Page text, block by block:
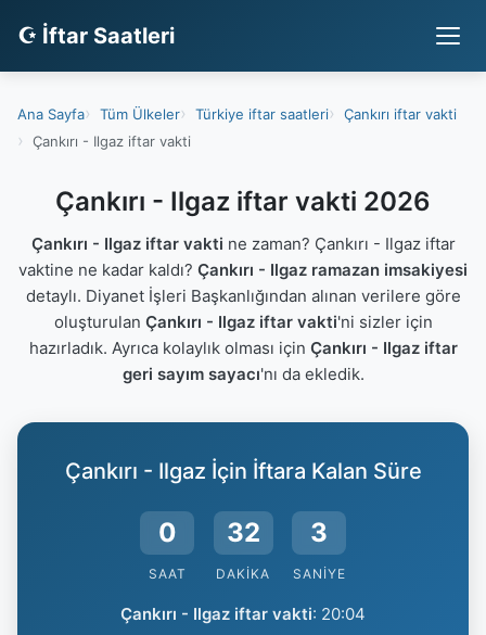
☪ İftar Saatleri
Ana Sayfa Tüm Ülkeler Türkiye iftar saatleri
Çankırı iftar vakti
Çankırı - Ilgaz iftar vakti
Çankırı - Ilgaz iftar vakti 2026
Çankırı - Ilgaz iftar vakti ne zaman? Çankırı - Ilgaz iftar
vaktine ne kadar kaldı? Çankırı - Ilgaz ramazan imsakiyesi
detaylı. Diyanet İşleri Başkanlığından alınan verilere göre
oluşturulan Çankırı - Ilgaz iftar vakti'ni sizler için
hazırladık. Ayrıca kolaylık olması için Çankırı - Ilgaz iftar
geri sayım sayacı'nı da ekledik.
Çankırı - Ilgaz İçin İftara Kalan Süre
0
SAAT
32
DAKIKA
2
SANIYE
Çankırı - Ilgaz iftar vakti: 20:04